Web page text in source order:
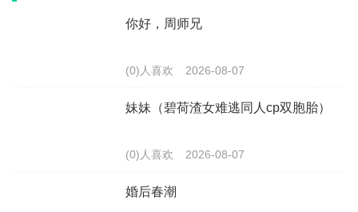
你好，周师兄
(0)人喜欢 2026-08-07
妹妹（碧荷渣女难逃同人cp双胞胎）
(0)人喜欢 2026-08-07
婚后春潮